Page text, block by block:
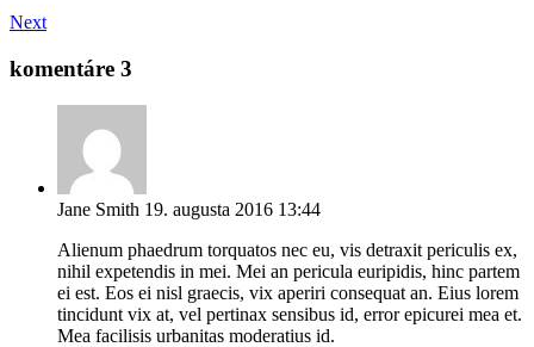
Next
komentáre 3
Jane Smith 19. augusta 2016 13:44
Alienum phaedrum torquatos nec eu, vis detraxit periculis ex,
nihil expetendis in mei. Mei an pericula euripidis, hinc partem
ei est. Eos ei nisl graecis, vix aperiri consequat an. Eius lorem
tincidunt vix at, vel pertinax sensibus id, error epicurei mea et.
Mea facilisis urbanitas moderatius id.